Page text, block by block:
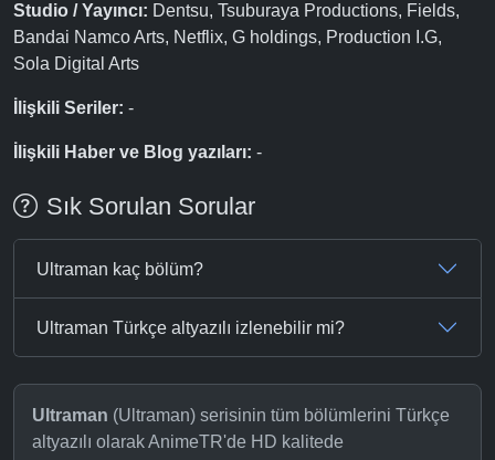
Studio / Yayıncı: Dentsu, Tsuburaya Productions, Fields,
Bandai Namco Arts, Netflix, G holdings, Production I.G,
Sola Digital Arts
İlişkili Seriler: -
İlişkili Haber ve Blog yazıları: -
Sık Sorulan Sorular
Ultraman kaç bölüm?
Ultraman Türkçe altyazılı izlenebilir mi?
Ultraman (Ultraman) serisinin tüm bölümlerini Türkçe
altyazılı olarak AnimeTR'de HD kalitede